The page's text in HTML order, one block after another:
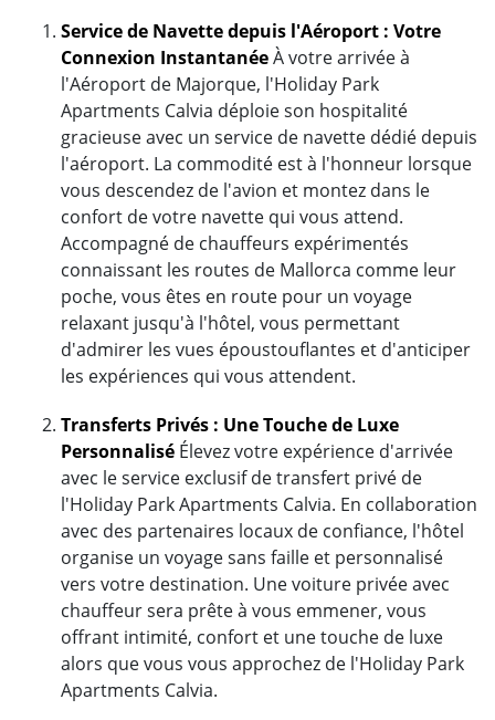
Service de Navette depuis l'Aéroport : Votre
Connexion InstantanéeÀ votre arrivée à
l'Aéroport de Majorque, l'Holiday Park
Apartments Calvia déploie son hospitalité
gracieuse avec un service de navette dédié depuis
l'aéroport. La commodité est à l'honneur lorsque
vous descendez de l'avion et montez dans le
confort de votre navette qui vous attend.
Accompagné de chauffeurs expérimentés
connaissant les routes de Mallorca comme leur
poche, vous êtes en route pour un voyage
relaxant jusqu'à l'hôtel, vous permettant
d'admirer les vues époustouflantes et d'anticiper
les expériences qui vous attendent.
Transferts Privés : Une Touche de Luxe
Personnalisé Élevez votre expérience d'arrivée
avec le service exclusif de transfert privé de
l'Holiday Park Apartments Calvia. En collaboration
avec des partenaires locaux de confiance, l'hôtel
organise un voyage sans faille et personnalisé
vers votre destination. Une voiture privée avec
chauffeur sera prête à vous emmener, vous
offrant intimité, confort et une touche de luxe
alors que vous vous approchez de l'Holiday Park
Apartments Calvia.